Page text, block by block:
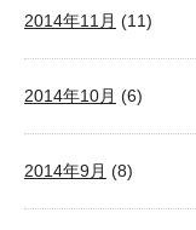
2014年11月 (11)
2014年10月 (6)
2014年9月 (8)